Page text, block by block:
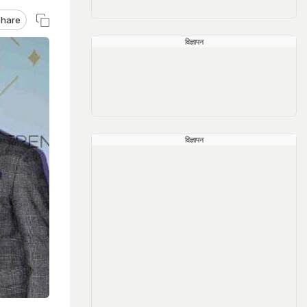
विज्ञापन
विज्ञापन